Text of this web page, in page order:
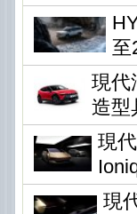
至
現代
造型
現
現